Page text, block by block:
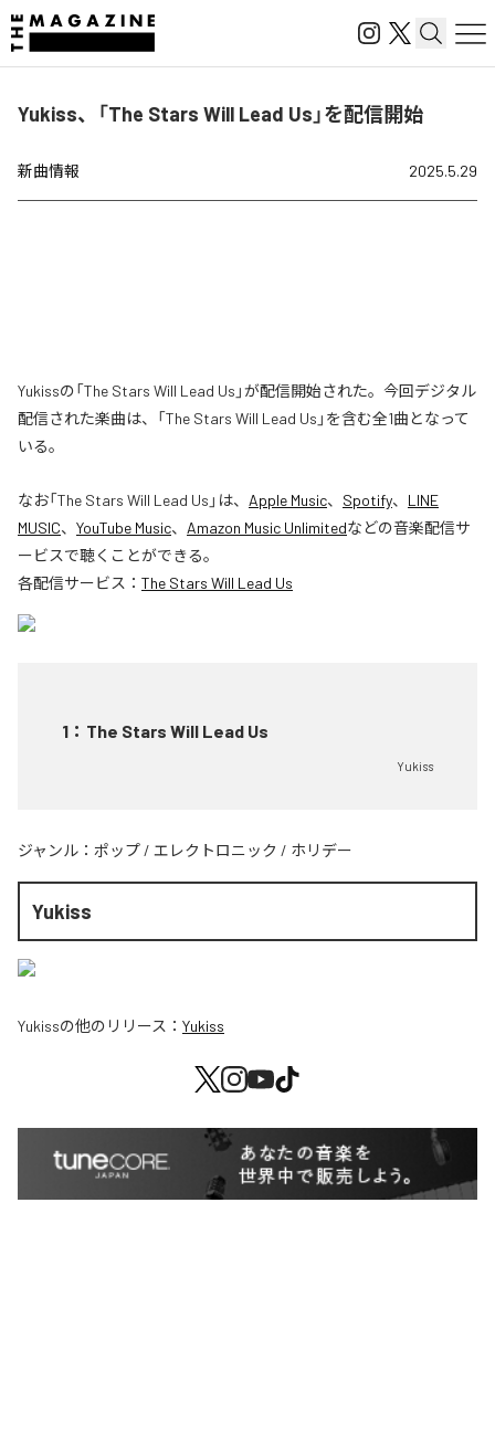
Yukiss、「The Stars Will Lead Us」を配信開始
新曲情報 2025.5.29
Yukissの「The Stars Will Lead Us」が配信開始された。今回デジタル
配信された楽曲は、「The Stars Will Lead Us」を含む全1曲となって
いる。
なお「The Stars Will Lead Us 」は、 Apple Music、 Spotify、 LINE
MUSIC、 YouTube Music、 Amazon Music Unlimitedなどの音楽配信サ
ービスで聴くことができる。
各配信サービス： The Stars Will Lead Us
1 ： The Stars Will Lead Us
Yukiss
ジャンル： ポップ / エレクトロニック / ホリデー
Yukiss
Yukissの他のリリース： Yukiss